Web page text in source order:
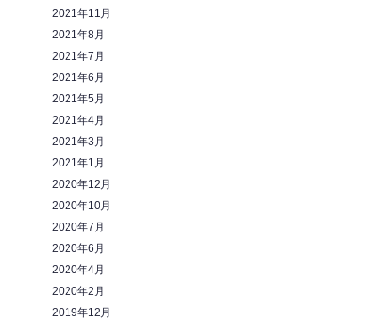
2021年11月
2021年8月
2021年7月
2021年6月
2021年5月
2021年4月
2021年3月
2021年1月
2020年12月
2020年10月
2020年7月
2020年6月
2020年4月
2020年2月
2019年12月